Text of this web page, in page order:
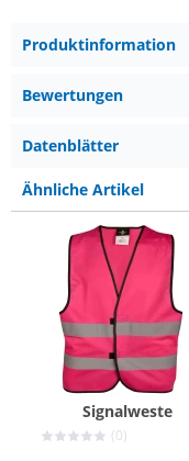
Produktinformation
Bewertungen
Datenblätter
Ähnliche Artikel
Signalweste
(0)